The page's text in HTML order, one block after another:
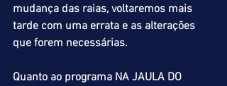
mudança das raias, voltaremos mais
tarde com uma errata e as alterações
que forem necessárias.
Quanto ao programa NA JAULA DO